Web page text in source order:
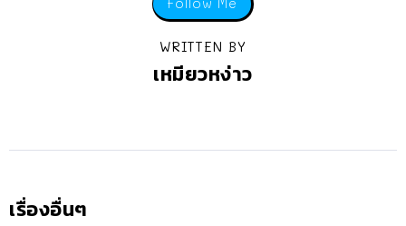
WRITTEN BY
เหมียวหง่าว
เรื่องอื่นๆ